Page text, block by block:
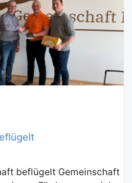
beflügelt Gemeinschaft